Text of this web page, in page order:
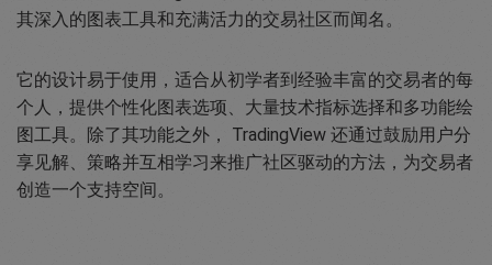
其深入的图表工具和充满活力的交易社区而闻名。
它的设计易于使用，适合从初学者到经验丰富的交易者的每
个人，提供个性化图表选项、大量技术指标选择和多功能绘
图工具。除了其功能之外， TradingView 还通过鼓励用户分
享见解、策略并互相学习来推广社区驱动的方法，为交易者
创造一个支持空间。